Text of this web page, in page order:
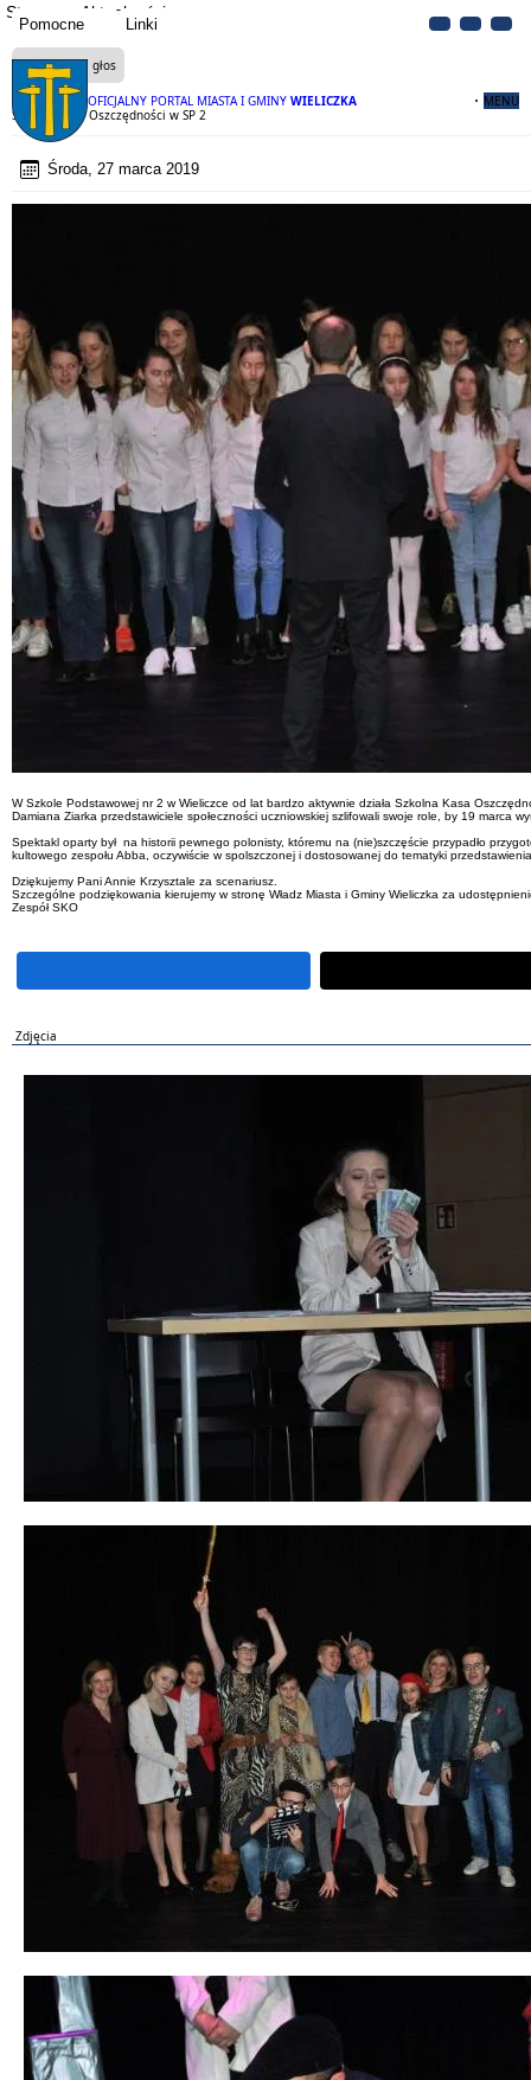
Pomocne Linki
OFICJALNY PORTAL MIASTA I GMINY WIELICZKA MENU
Strona Aktualności
Czytaj na głos
Szkolna Kasa Oszczędności w SP 2
Środa, 27 marca 2019
W Szkole Podstawowej nr 2 w Wieliczce od lat bardzo aktywnie działa Szkolna Kasa
Damiana Ziarka przedstawiciele społeczności uczniowskiej szlifowali swoje role, by 19 marca
Spektakl oparty był na historii pewnego polonisty, któremu na (nie)szczęście przypadło
kultowego zespołu Abba, oczywiście w spolszczonej i dostosowanej do tematyki przedstawienia
Dziękujemy Pani Annie Krzysztale za scenariusz.
Szczególne podziękowania kierujemy w stronę Władz Miasta i Gminy Wieliczka za
Zespół SKO
Zdjęcia